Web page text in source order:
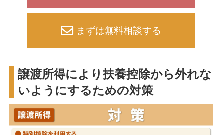
まずは無料相談する
譲渡所得により扶養控除から外れな
いようにするための対策